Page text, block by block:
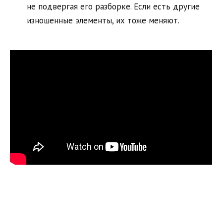
не подвергая его разборке. Если есть другие
изношенные элементы, их тоже меняют.